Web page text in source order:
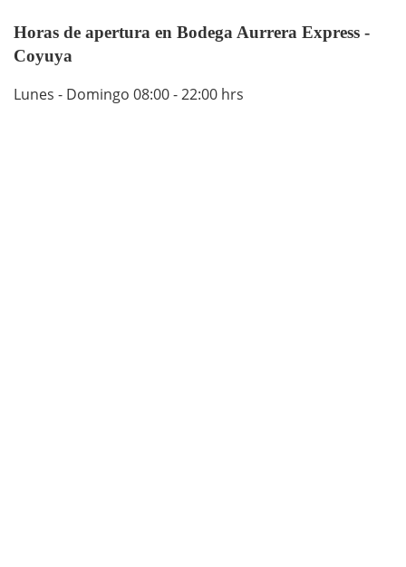
Horas de apertura en Bodega Aurrera Express -
Coyuya
Lunes - Domingo 08:00 - 22:00 hrs